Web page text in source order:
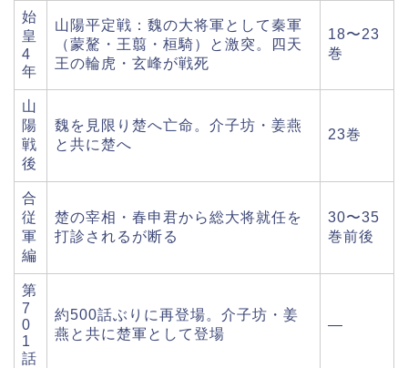
始
皇
4
年
山陽平定戦：魏の大将軍として秦軍
（蒙驁・王翦・桓騎）と激突。四天
王の輪虎・玄峰が戦死
18〜23
巻
山
陽
戦
後
魏を見限り楚へ亡命。介子坊・姜燕
と共に楚へ
23巻
合
従
軍
編
楚の宰相・春申君から総大将就任を
打診されるが断る
30〜35
巻前後
第
7
0
1
話
約500話ぶりに再登場。介子坊・姜
燕と共に楚軍として登場
—